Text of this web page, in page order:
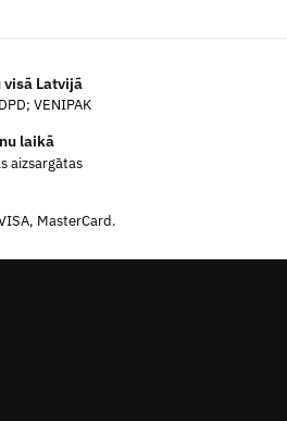
visā Latvijā
VENIPAK
laikā
aizsargātas
MasterCard.